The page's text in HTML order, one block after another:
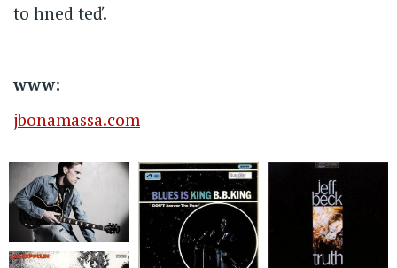
to hned teď.
www:
jbonamassa.com